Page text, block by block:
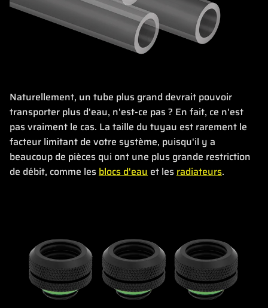
Naturellement, un tube plus grand devrait pouvoir
transporter plus d'eau, n'est-ce pas ? En fait, ce n'est
pas vraiment le cas. La taille du tuyau est rarement le
facteur limitant de votre système, puisqu'il y a
beaucoup de pièces qui ont une plus grande restriction
de débit, comme les blocs d'eau et les radiateurs.